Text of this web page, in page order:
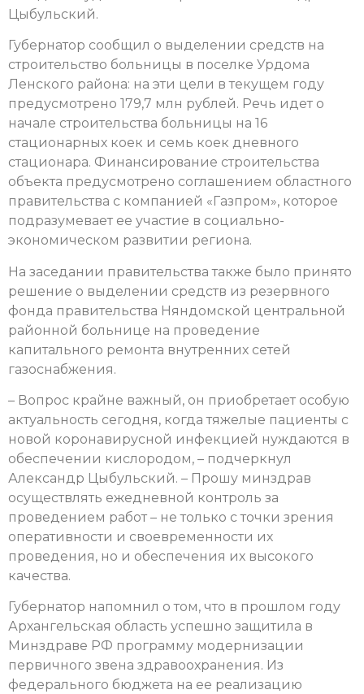
Цыбульский.
Губернатор сообщил о выделении средств на
строительство больницы в поселке Урдома
Ленского района: на эти цели в текущем году
предусмотрено 179,7 млн рублей. Речь идет о
начале строительства больницы на 16
стационарных коек и семь коек дневного
стационара. Финансирование строительства
объекта предусмотрено соглашением областного
правительства с компанией «Газпром», которое
подразумевает ее участие в социально-
экономическом развитии региона.
На заседании правительства также было принято
решение о выделении средств из резервного
фонда правительства Няндомской центральной
районной больнице на проведение
капитального ремонта внутренних сетей
газоснабжения.
– Вопрос крайне важный, он приобретает особую
актуальность сегодня, когда тяжелые пациенты с
новой коронавирусной инфекцией нуждаются в
обеспечении кислородом, – подчеркнул
Александр Цыбульский. – Прошу минздрав
осуществлять ежедневной контроль за
проведением работ – не только с точки зрения
оперативности и своевременности их
проведения, но и обеспечения их высокого
качества.
Губернатор напомнил о том, что в прошлом году
Архангельская область успешно защитила в
Минздраве РФ программу модернизации
первичного звена здравоохранения. Из
федерального бюджета на ее реализацию